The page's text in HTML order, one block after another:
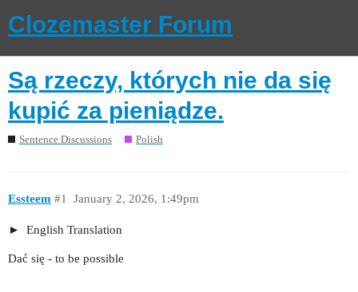
Clozemaster Forum
Są rzeczy, których nie da się
kupić za pieniądze.
Sentence Discussions Polish
Essteem January 2, 2026, 1:49pm
#1
English Translation
Dać się - to be possible